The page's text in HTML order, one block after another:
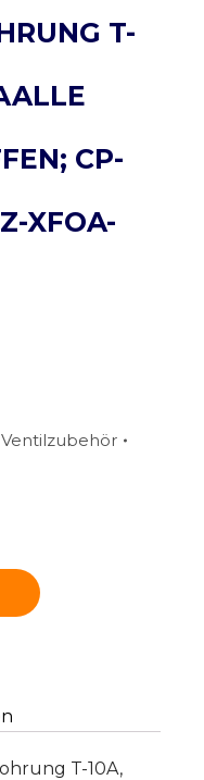
T-
CP-
XFOA-
Ventilzubehör
T-10A,